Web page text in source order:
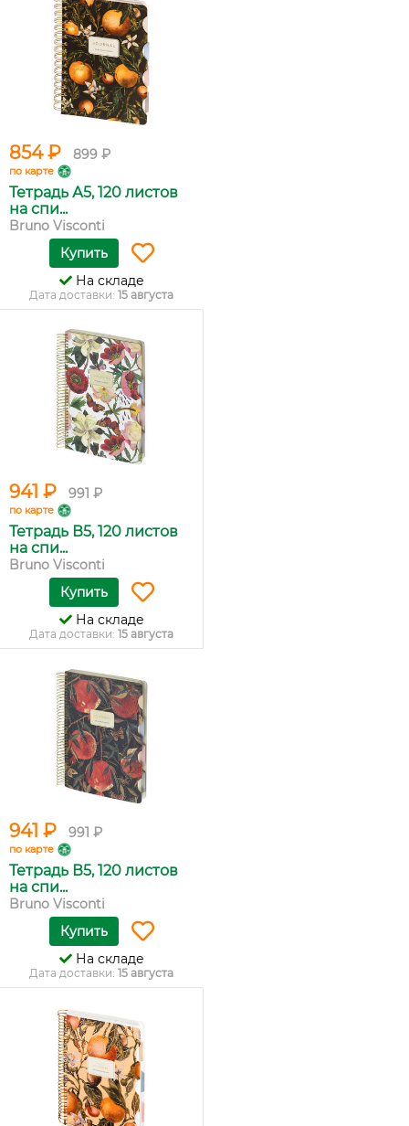
854 ₽ 899 ₽
по карте
Тетрадь А5, 120 листов
на спи...
Bruno Visconti
Купить
На складе
Дата доставки: 15 августа
941 ₽ 991 ₽
по карте
Тетрадь В5, 120 листов
на спи...
Bruno Visconti
Купить
На складе
Дата доставки: 15 августа
941 ₽ 991 ₽
по карте
Тетрадь В5, 120 листов
на спи...
Bruno Visconti
Купить
На складе
Дата доставки: 15 августа